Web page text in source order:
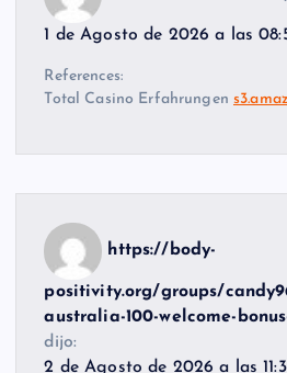
1 de Agosto de 2026 a las
References:
Total Casino Erfahrungen
https://body-
positivity.org/groups/
australia-100-welcome-
dijo:
2 de Agosto de 2026 a las